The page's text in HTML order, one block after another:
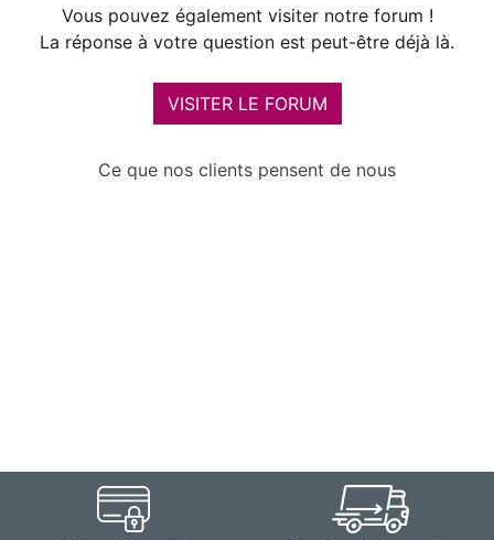
Vous pouvez également visiter notre forum !
La réponse à votre question est peut-être déjà là.
VISITER LE FORUM
Ce que nos clients pensent de nous